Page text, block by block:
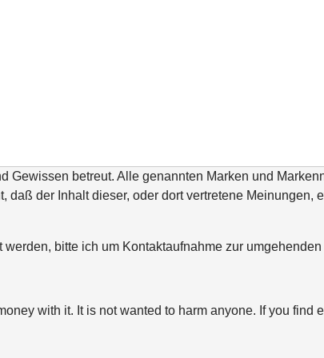
betreut. Alle genannten Marken und
der Inhalt dieser, oder dort vertretene Meinungen,
bitte ich um Kontaktaufnahme zur umgehenden
with it. It is not wanted to harm anyone. If you find